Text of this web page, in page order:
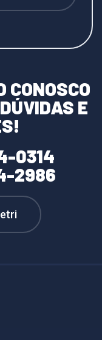
CONOSCO
E
0314
2986